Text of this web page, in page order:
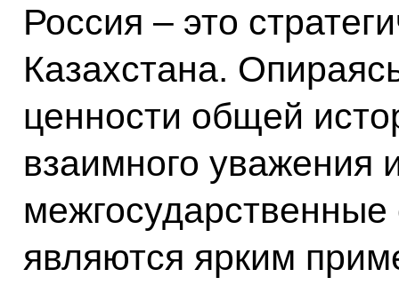
Россия – это
Казахстана.
ценности общей
взаимного уважения
являются ярким